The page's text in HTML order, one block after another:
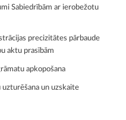
Sabiedrībām ar ierobežotu
precizitātes pārbaude
aktu prasībām
apkopošana
uzturēšana un uzskaite